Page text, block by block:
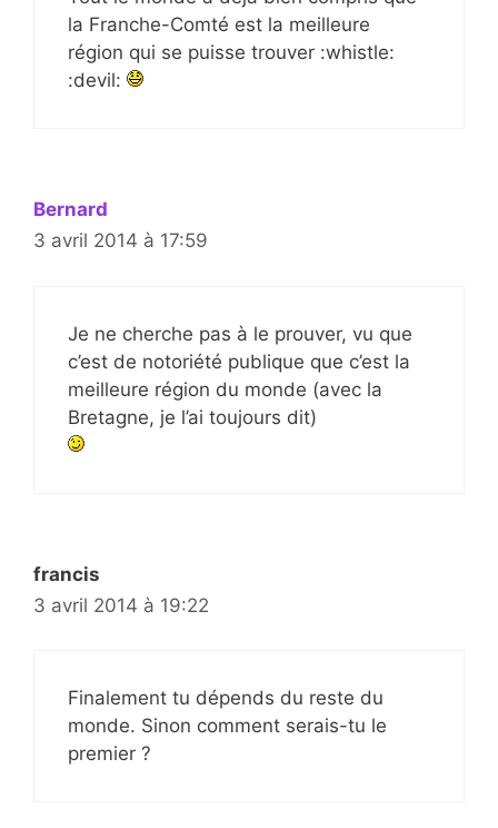
la Franche-Comté est la meilleure
région qui se puisse trouver :whistle:
:devil:
Bernard
3 avril 2014 à 17:59
Je ne cherche pas à le prouver, vu que
c’est de notoriété publique que c’est la
meilleure région du monde (avec la
Bretagne, je l’ai toujours dit)
francis
3 avril 2014 à 19:22
Finalement tu dépends du reste du
monde. Sinon comment serais-tu le
premier ?